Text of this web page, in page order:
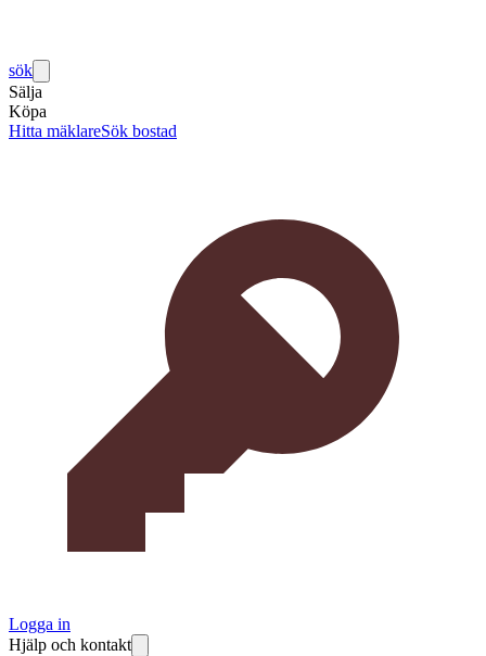
sök
Sälja
Köpa
Hitta mäklareSök bostad
Logga in
Hjälp och kontakt